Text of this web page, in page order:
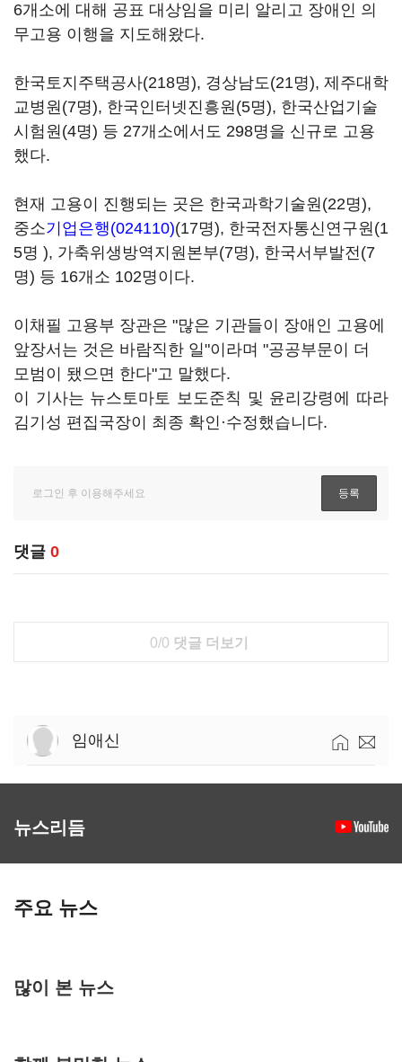
6개소에 대해 공표 대상임을 미리 알리고 장애인 의
무고용 이행을 지도해왔다.
한국토지주택공사(218명), 경상남도(21명), 제주대학
교병원(7명), 한국인터넷진흥원(5명), 한국산업기술
시험원(4명) 등 27개소에서도 298명을 신규로 고용
했다.
현재 고용이 진행되는 곳은 한국과학기술원(22명),
중소기업은행(024110)(17명), 한국전자통신연구원(1
5명 ), 가축위생방역지원본부(7명), 한국서부발전(7
명) 등 16개소 102명이다.
이채필 고용부 장관은 "많은 기관들이 장애인 고용에
앞장서는 것은 바람직한 일"이라며 "공공부문이 더
모범이 됐으면 한다"고 말했다.
이 기사는 뉴스토마토 보도준칙 및 윤리강령에 따라
김기성 편집국장이 최종 확인·수정했습니다.
댓글 0
0/0 댓글 더보기
임애신
뉴스리듬
주요 뉴스
많이 본 뉴스